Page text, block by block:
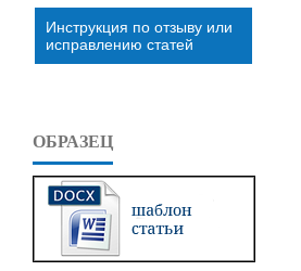
Инструкция по отзыву или
исправлению статей
ОБРАЗЕЦ